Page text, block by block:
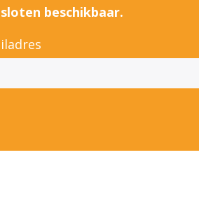
beschikbaar.